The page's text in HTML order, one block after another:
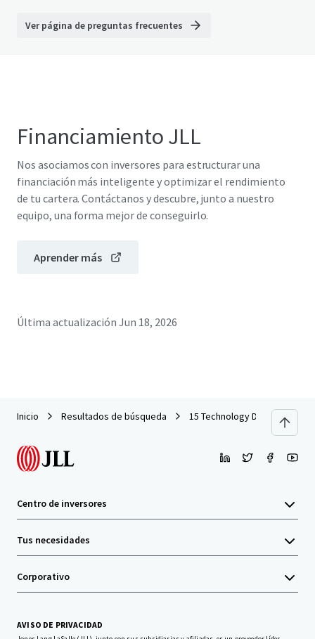
Ver página de preguntas frecuentes
Financiamiento JLL
Nos asociamos con inversores para estructurar una
financiación más inteligente y optimizar el rendimiento
de tu cartera. Contáctanos y descubre, junto a nuestro
equipo, una forma mejor de conseguirlo.
Aprender más
Última actualización Jun 18, 2026
Inicio Resultados de búsqueda 15 Technology Drive
Centro de inversores
Tus necesidades
Corporativo
AVISO DE PRIVACIDAD